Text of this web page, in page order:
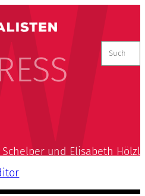
nach:
und Elisabeth Hölzl